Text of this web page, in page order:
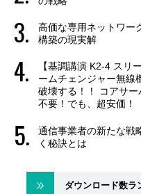
高価な専用ネットワー
構築の現実解
【基調講演 K2-4 スリ
ームチェンジャー無線
破壊する！！ コアサ
不要！でも、超安価
通信事業者の新たな
く秘訣とは
ダウンロード数ラ